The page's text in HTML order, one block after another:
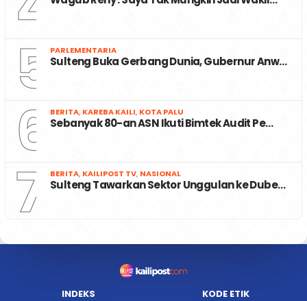
5 PARLEMENTARIA
Sulteng Buka Gerbang Dunia, Gubernur Anw…
6 BERITA, KAREBA KAILI, KOTA PALU
Sebanyak 80-an ASN Ikuti Bimtek Audit Pe…
7 BERITA, KAILIPOST TV, NASIONAL
Sulteng Tawarkan Sektor Unggulan ke Dube…
INDEKS
KODE ETIK